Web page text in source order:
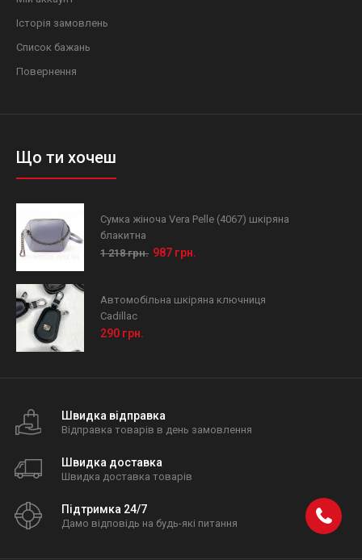
Історія замовлень
Список бажань
Повернення
Що ти хочеш
Сумка жіноча Vera Pelle (4067) шкіряна
блакитна
1 218 грн. 987 грн.
Автомобільна шкіряна ключниця
Cadillac
290 грн.
Швидка відправка
Відправка товарів в день замовлення
Швидка доставка
Швидка доставка товарів
Підтримка 24/7
Дамо відповідь на будь-які питання